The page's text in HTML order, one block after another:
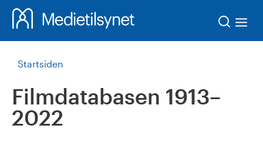
Startsiden
Filmdatabasen 1913–
2022